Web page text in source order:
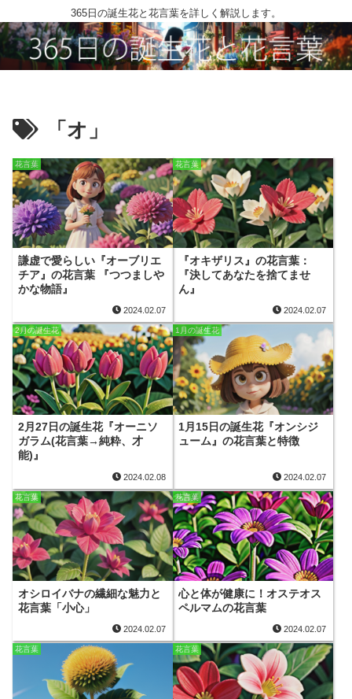
365日の誕生花と花言葉を詳しく解説します。
「オ」
花言葉
謙虚で愛らしい『オーブリエ
チア』の花言葉 『つつましや
かな物語』
2024.02.07
花言葉
『オキザリス』の花言葉：
『決してあなたを捨てませ
ん』
2024.02.07
2月の誕生花
2月27日の誕生花『オーニソ
ガラム(花言葉→純粋、才
能)』
2024.02.08
1月の誕生花
1月15日の誕生花『オンシジ
ューム』の花言葉と特徴
2024.02.07
花言葉
オシロイバナの繊細な魅力と
花言葉「小心」
2024.02.07
花言葉
心と体が健康に！オステオス
ペルマムの花言葉
2024.02.07
花言葉 花言葉